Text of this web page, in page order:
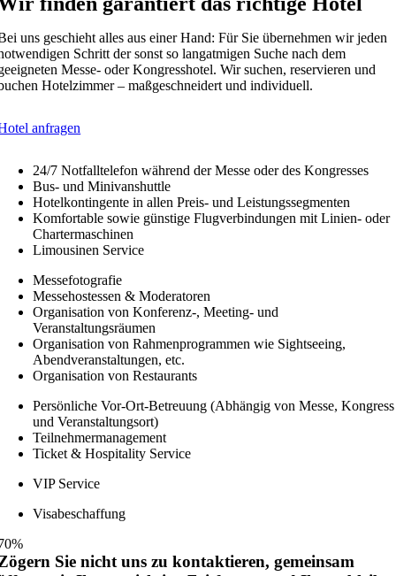
uns geschieht alles aus einer Hand: Für Sie übernehmen wir jeden
Schritt der sonst so langatmigen Suche nach dem
Messe- oder Kongresshotel. Wir suchen, reservieren und
Hotelzimmer – maßgeschneidert und individuell.
anfragen
24/7 Notfalltelefon während der Messe oder des Kongresses
Bus- und Minivanshuttle
Hotelkontingente in allen Preis- und Leistungssegmenten
Komfortable sowie günstige Flugverbindungen mit Linien- oder
Chartermaschinen
Limousinen Service
Messefotografie
Messehostessen & Moderatoren
Organisation von Konferenz-, Meeting- und
Veranstaltungsräumen
Organisation von Rahmenprogrammen wie Sightseeing,
Abendveranstaltungen, etc.
Organisation von Restaurants
Persönliche Vor-Ort-Betreuung (Abhängig von Messe, Kongress
und Veranstaltungsort)
Teilnehmermanagement
Ticket & Hospitality Service
VIP Service
Visabeschaffung
Sie nicht uns zu kontaktieren, gemeinsam